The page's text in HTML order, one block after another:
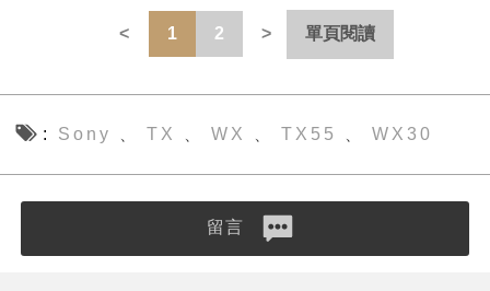
1 2 單頁閱讀
Sony TX WX TX55 WX30
留言